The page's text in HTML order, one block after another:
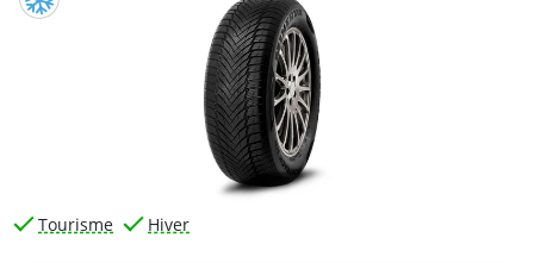
Tourisme Hiver